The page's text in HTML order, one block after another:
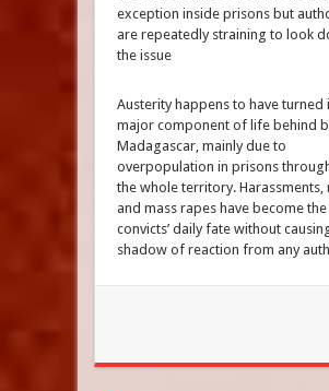
exception inside prisons but
are repeatedly straining to look
the issue
Austerity happens to have turned
major component of life behind
Madagascar, mainly due to
overpopulation in prisons
the whole territory. Harassments,
and mass rapes have become the
convicts’ daily fate without
shadow of reaction from any